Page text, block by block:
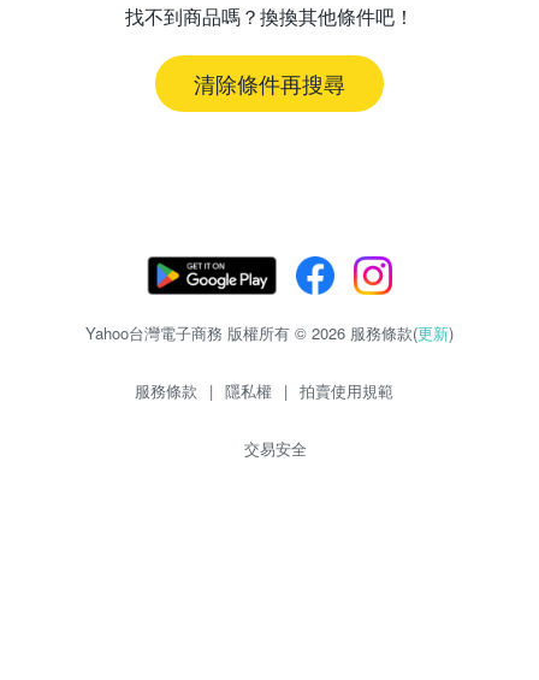
找不到商品嗎？換換其他條件吧！
清除條件再搜尋
Yahoo台灣電子商務 版權所有 © 2026 服務條款(更新)
服務條款 | 隱私權 | 拍賣使用規範
交易安全